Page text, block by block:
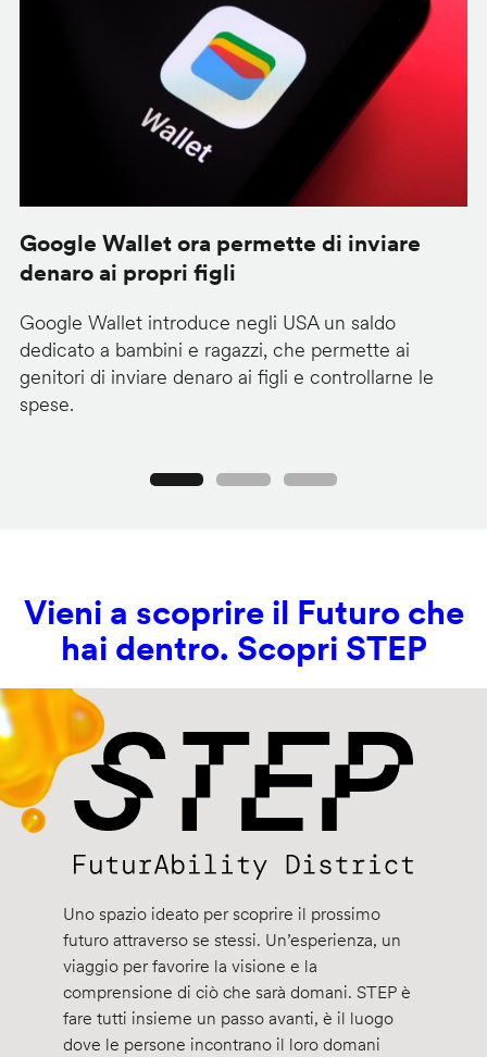
Google Wallet ora permette di inviare
denaro ai propri figli
Google Wallet introduce negli USA un saldo
dedicato a bambini e ragazzi, che permette ai
genitori di inviare denaro ai figli e controllarne le
spese.
Vieni a scoprire il Futuro che
hai dentro. Scopri STEP
Uno spazio ideato per scoprire il prossimo
futuro attraverso se stessi. Un’esperienza, un
viaggio per favorire la visione e la
comprensione di ciò che sarà domani. STEP è
fare tutti insieme un passo avanti, è il luogo
dove le persone incontrano il loro domani